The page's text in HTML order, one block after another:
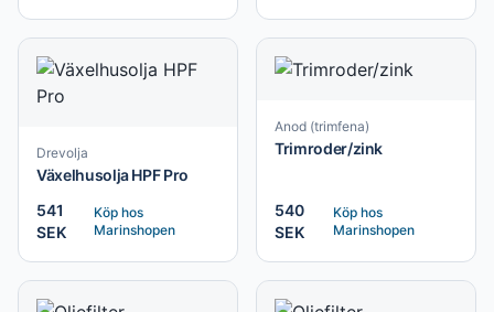
Drevolja
Växelhusolja HPF Pro
541
SEK
Köp hos
Marinshopen
Anod (trimfena)
Trimroder/zink
540
SEK
Köp hos
Marinshopen